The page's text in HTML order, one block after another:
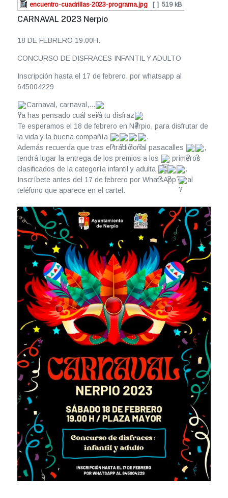
encuentro-cuadrillas-2023-programa.jpg [ ] 519 kB
CARNAVAL 2023 Nerpio
18 DE FEBRERO 19:00H.
CONCURSO DE DISFRACES INFANTIL Y ADULTO
Inscripción hasta el 17 de febrero, por whatsapp al
645004229
Carnaval, carnaval,...
Ya has pensado cuál será tu disfraz
Te esperamos el 18 de febrero en Nerpio, para disfrutar de
la vida y la buena compañía
.
Además recuerda que tras el tradicional pasacalles
,
tendrá lugar la entrega de los premios a los
primeros
clasificados de la categoría infantil y adulta
.
Inscríbete antes del 17 de febrero por WhatsApp
al
teléfono que aparece en el cartel.